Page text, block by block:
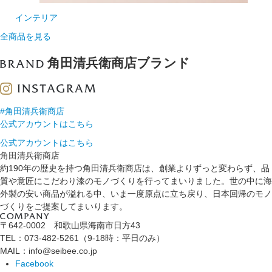
インテリア
全商品を見る
角田清兵衛商店ブランド
#角田清兵衛商店
公式アカウントはこちら
公式アカウントはこちら
角田清兵衛商店
約190年の歴史を持つ角田清兵衛商店は、創業よりずっと変わらず、品
質や意匠にこだわり漆のモノづくりを行ってまいりました。世の中に海
外製の安い商品が溢れる中、いま一度原点に立ち戻り、日本回帰のモノ
づくりをご提案してまいります。
〒642-0002 和歌山県海南市日方43
TEL：073-482-5261（9-18時：平日のみ）
MAIL：info@seibee.co.jp
Facebook